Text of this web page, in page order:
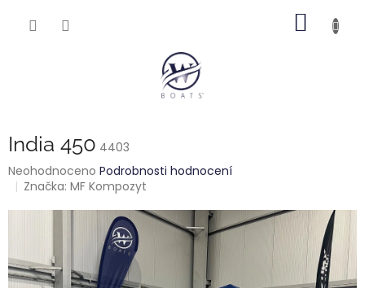
India 450 4403
Průměrné
hodnocení
5
hvězdiček.
Neohodnoceno Podrobnosti hodnocení
Značka:MF Kompozyt